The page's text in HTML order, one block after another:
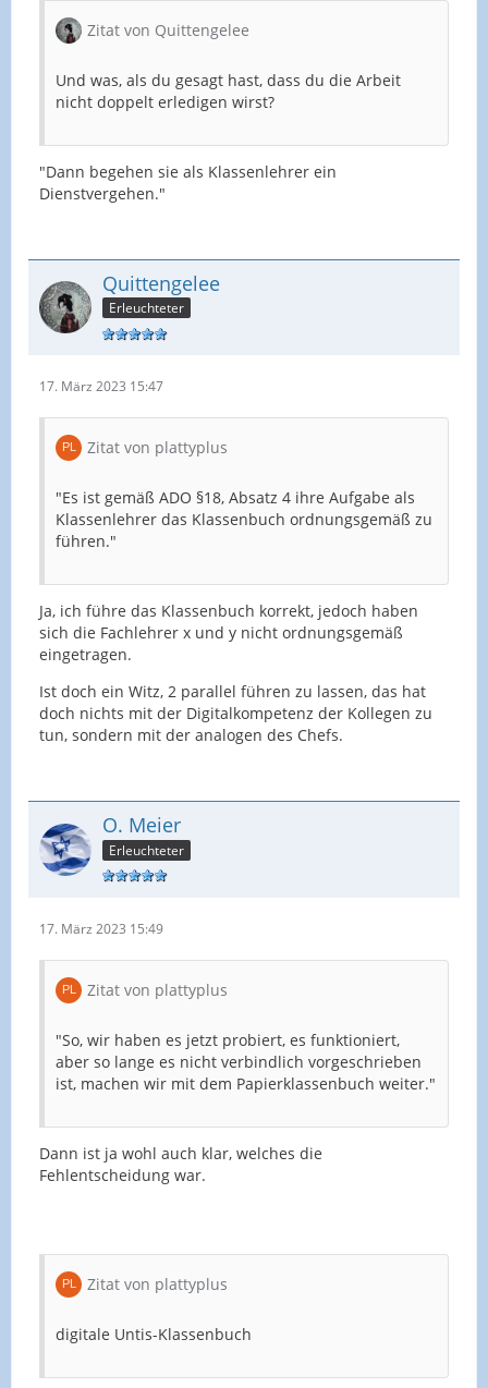
Zitat von Quittengelee
Und was, als du gesagt hast, dass du die Arbeit
nicht doppelt erledigen wirst?
"Dann begehen sie als Klassenlehrer ein
Dienstvergehen."
Quittengelee
Erleuchteter
17. März 2023 15:47
Zitat von plattyplus
"Es ist gemäß ADO §18, Absatz 4 ihre Aufgabe als
Klassenlehrer das Klassenbuch ordnungsgemäß zu
führen."
Ja, ich führe das Klassenbuch korrekt, jedoch haben
sich die Fachlehrer x und y nicht ordnungsgemäß
eingetragen.
Ist doch ein Witz, 2 parallel führen zu lassen, das hat
doch nichts mit der Digitalkompetenz der Kollegen zu
tun, sondern mit der analogen des Chefs.
O. Meier
Erleuchteter
17. März 2023 15:49
Zitat von plattyplus
"So, wir haben es jetzt probiert, es funktioniert,
aber so lange es nicht verbindlich vorgeschrieben
ist, machen wir mit dem Papierklassenbuch weiter."
Dann ist ja wohl auch klar, welches die
Fehlentscheidung war.
Zitat von plattyplus
digitale Untis-Klassenbuch